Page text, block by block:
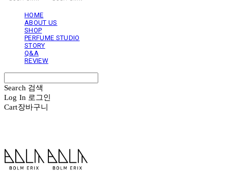
HOME
ABOUT US
SHOP
PERFUME STUDIO
STORY
Q&A
REVIEW
Search 검색
Log In 로그인
Cart장바구니